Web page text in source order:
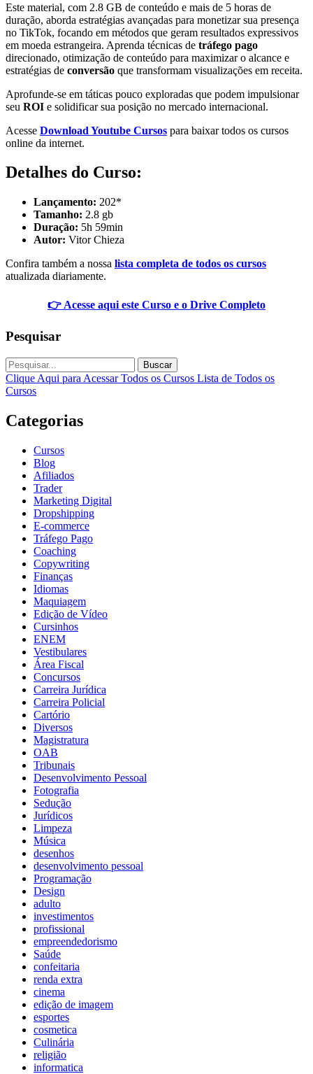
Este material, com 2.8 GB de conteúdo e mais de 5 horas de
duração, aborda estratégias avançadas para monetizar sua presença
no TikTok, focando em métodos que geram resultados expressivos
em moeda estrangeira. Aprenda técnicas de tráfego pago
direcionado, otimização de conteúdo para maximizar o alcance e
estratégias de conversão que transformam visualizações em receita.
Aprofunde-se em táticas pouco exploradas que podem impulsionar
seu ROI e solidificar sua posição no mercado internacional.
Acesse Download Youtube Cursos para baixar todos os cursos
online da internet.
Detalhes do Curso:
Lançamento: 202*
Tamanho: 2.8 gb
Duração: 5h 59min
Autor: Vitor Chieza
Confira também a nossa lista completa de todos os cursos
atualizada diariamente.
👉 Acesse aqui este Curso e o Drive Completo
Pesquisar
Buscar
Clique Aqui para Acessar Todos os Cursos Lista de Todos os
Cursos
Categorias
Cursos
Blog
Afiliados
Trader
Marketing Digital
Dropshipping
E-commerce
Tráfego Pago
Coaching
Copywriting
Finanças
Idiomas
Maquiagem
Edição de Vídeo
Cursinhos
ENEM
Vestibulares
Área Fiscal
Concursos
Carreira Jurídica
Carreira Policial
Cartório
Diversos
Magistratura
OAB
Tribunais
Desenvolvimento Pessoal
Fotografia
Sedução
Jurídicos
Limpeza
Música
desenhos
desenvolvimento pessoal
Programação
Design
adulto
investimentos
profissional
empreendedorismo
Saúde
confeitaria
renda extra
cinema
edição de imagem
esportes
cosmetica
Culinária
religião
informatica